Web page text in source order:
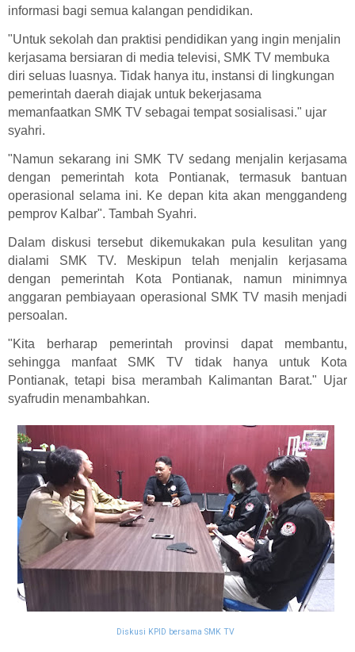
informasi bagi semua kalangan pendidikan.
"Untuk sekolah dan praktisi pendidikan yang ingin menjalin
kerjasama bersiaran di media televisi, SMK TV membuka
diri seluas luasnya. Tidak hanya itu, instansi di lingkungan
pemerintah daerah diajak untuk bekerjasama
memanfaatkan SMK TV sebagai tempat sosialisasi." ujar
syahri.
"Namun sekarang ini SMK TV sedang menjalin kerjasama
dengan pemerintah kota Pontianak, termasuk bantuan
operasional selama ini. Ke depan kita akan menggandeng
pemprov Kalbar". Tambah Syahri.
Dalam diskusi tersebut dikemukakan pula kesulitan yang
dialami SMK TV. Meskipun telah menjalin kerjasama
dengan pemerintah Kota Pontianak, namun minimnya
anggaran pembiayaan operasional SMK TV masih menjadi
persoalan.
"Kita berharap pemerintah provinsi dapat membantu,
sehingga manfaat SMK TV tidak hanya untuk Kota
Pontianak, tetapi bisa merambah Kalimantan Barat." Ujar
syafrudin menambahkan.
Diskusi KPID bersama SMK TV